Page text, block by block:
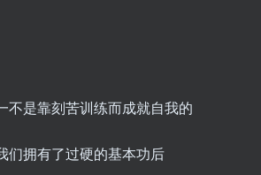
不是靠刻苦训练而成就自我的
们拥有了过硬的基本功后